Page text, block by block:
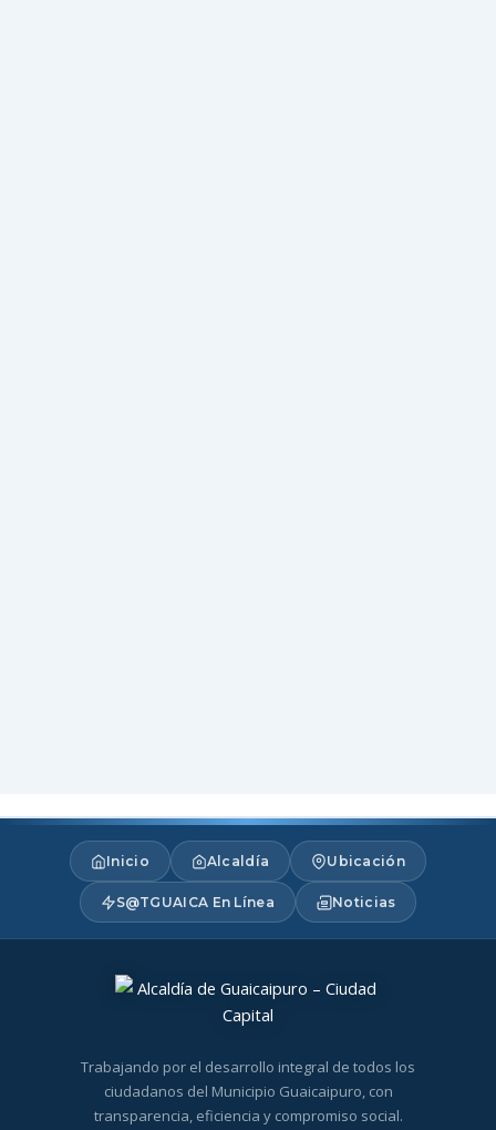
Inicio Alcaldía Ubicación
S@TGUAICA En Línea Noticias
Trabajando por el desarrollo integral de todos los
ciudadanos del Municipio Guaicaipuro, con
transparencia, eficiencia y compromiso social.